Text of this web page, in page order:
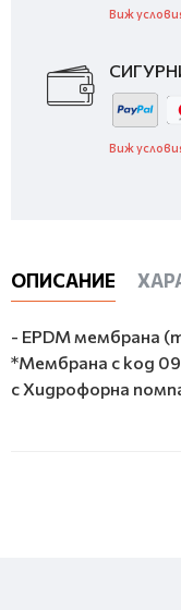
Виж
Виж
ОПИСАНИЕ
- EPDM мембрана
*Мембрана с код
с Хидрофорна